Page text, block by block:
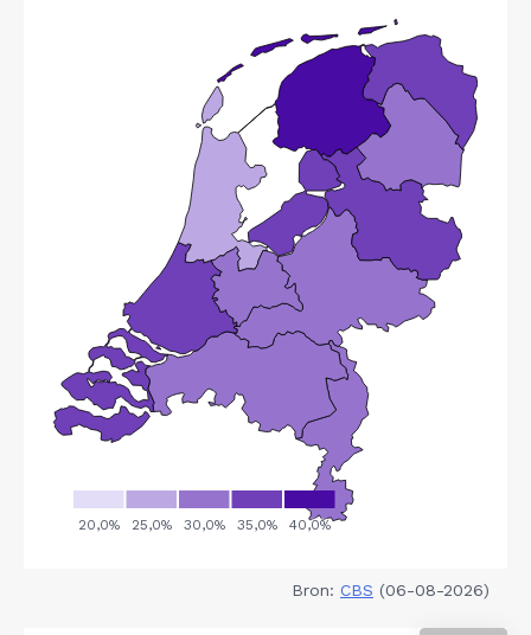
Bron: CBS (06-08-2026)